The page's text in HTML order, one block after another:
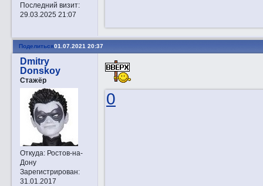
Последний визит:
29.03.2025 21:07
Поделиться01.07.2021 20:37
Dmitry
Donskoy
Стажёр
Откуда:Ростов-на-
Дону
Зарегистрирован:
31.01.2017
0